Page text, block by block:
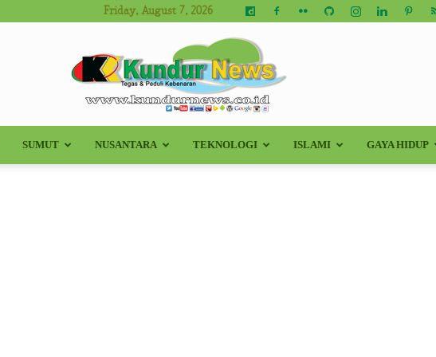
Friday, August 7, 2026
Kundur
SUMUT NUSANTARA TEKNOLOGI ISLAMI GAYA HIDUP